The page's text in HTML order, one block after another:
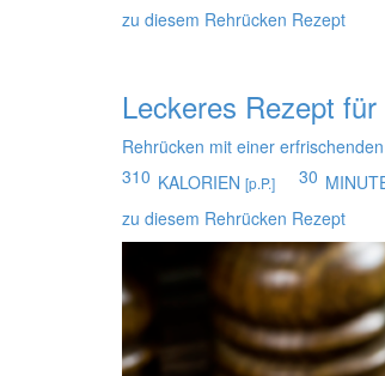
zu diesem Rehrücken Rezept
Leckeres Rezept für
Rehrücken mit einer
310 KALORIEN [p.P.] 30
zu diesem Rehrücken Rezept